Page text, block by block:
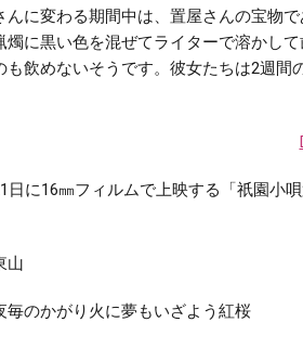
んに変わる期間中は、置屋さんの宝物
燭に黒い色を混ぜてライターで溶かし
も飲めないそうです。彼女たちは2週
日に16㎜フィルムで上映する「祇園小
山
かがり火に夢もいざよう紅桜